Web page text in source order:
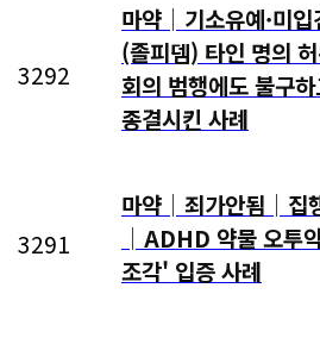
3292
마약│기소유예·미
(졸피뎀) 타인 명의
회의 범행에도 불구
종결시킨 사례
3291
마약│죄가안됨│집
│ADHD 약물 오투
조각' 입증 사례